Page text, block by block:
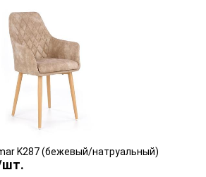
K287 (бежевый/натруальный)
шт.